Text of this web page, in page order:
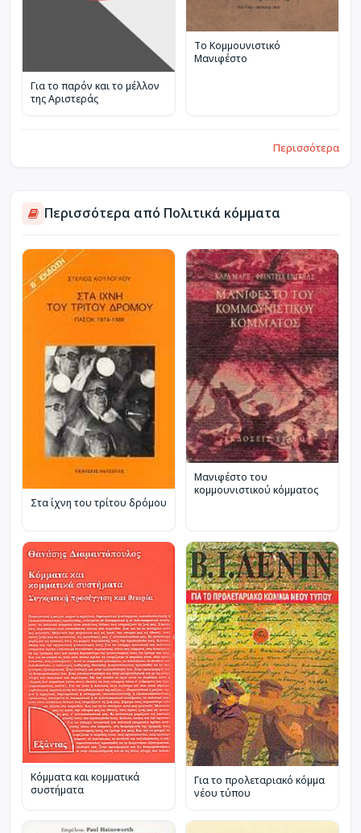
Για το παρόν και το μέλλον
της Αριστεράς
Το Κομμουνιστικό
Μανιφέστο
Περισσότερα
Περισσότερα από Πολιτικά κόμματα
Στα ίχνη του τρίτου δρόμου
Μανιφέστο του
κομμουνιστικού κόμματος
Κόμματα και κομματικά
συστήματα
Για το προλεταριακό κόμμα
νέου τύπου